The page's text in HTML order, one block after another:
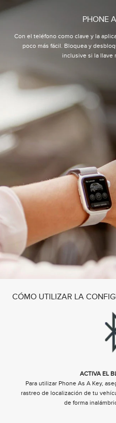
PHONE
Con el teléfono como clave y la
poco más fácil. Bloquea y
inclusive si la llave
CÓMO UTILIZAR LA
ACTIVA EL
Para utilizar Phone As A Key,
rastreo de localización de tu
de forma